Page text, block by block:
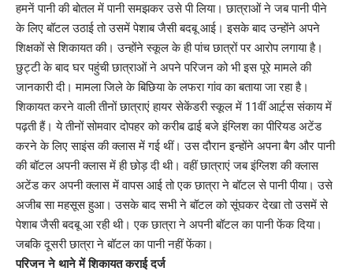
हमनें पानी की बोतल में पानी समझकर उसे पी लिया। छात्राओं ने जब पानी पीने
के लिए बॉटल उठाई तो उसमें पेशाब जैसी बदबू आई। इसके बाद उन्होंने अपने
शिक्षकों से शिकायत की। उन्होंने स्कूल के ही पांच छात्रों पर आरोप लगाया है।
छुट्टी के बाद घर पहुंची छात्राओं ने अपने परिजन को भी इस पूरे मामले की
जानकारी दी। मामला जिले के बिछिया के लफरा गांव का बताया जा रहा है।
शिकायत करने वाली तीनों छात्राएं हायर सेकेंडरी स्कूल में 11वीं आर्ट़्स संकाय में
पढ़ती हैं। ये तीनों सोमवार दोपहर को करीब ढाई बजे इंग्लिश का पीरियड अटेंड
करने के लिए साइंस की क्लास में गई थीं। उस दौरान इन्होंने अपना बैग और पानी
की बॉटल अपनी क्लास में ही छोड़ दी थी। वहीं छात्राएं जब इंग्लिश की क्लास
अटेंड कर अपनी क्लास में वापस आई तो एक छात्रा ने बॉटल से पानी पीया। उसे
अजीब सा महसूस हुआ। उसके बाद सभी ने बॉटल को सूंघकर देखा तो उसमें से
पेशाब जैसी बदबू आ रही थी। एक छात्रा ने अपनी बॉटल का पानी फेंक दिया।
जबकि दूसरी छात्रा ने बॉटल का पानी नहीं फेंका।
परिजन ने थाने में शिकायत कराई दर्ज